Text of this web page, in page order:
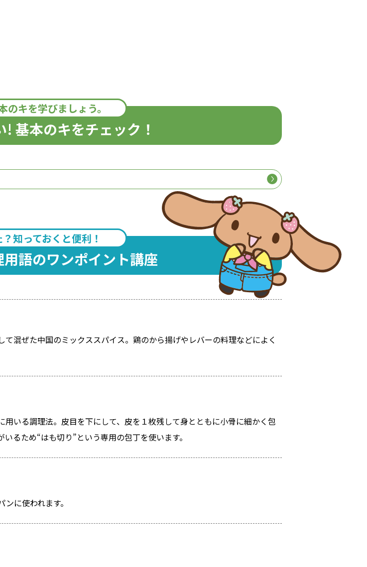
のキを学びましょう。
基本のキをチェック！
知っておくと便利！
語のワンポイント講座
混ぜた中国のミックススパイス。鶏のから揚げやレバーの料理などによく
いる調理法。皮目を下にして、皮を１枚残して身とともに小骨に細かく包
るため“はも切り”という専用の包丁を使います。
に使われます。